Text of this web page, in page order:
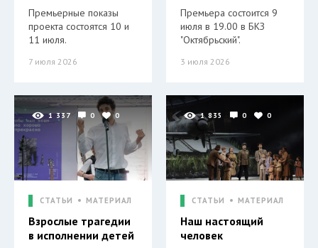
Премьерные показы
проекта состоятся 10 и
11 июля.
7 июля 2026
Премьера состоится 9
июля в 19.00 в БКЗ
"Октябрьский".
3 июля 2026
1 337 0 0
СТАТЬИ МАТЕРИАЛ
Взрослые трагедии
в исполнении детей
1 835 0 0
СТАТЬИ МАТЕРИАЛ
Наш настоящий
человек